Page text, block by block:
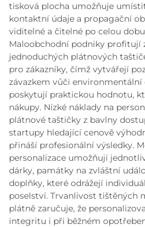
tisková plocha umožňuje
kontaktní údaje a propagační
viditelné a čitelné po celou
Maloobchodní podniky profitují
jednoduchých plátnových
pro zákazníky, čímž vytvářejí
závazkem vůči
poskytují praktickou hodnotu,
nákupy. Nízké náklady na
plátnové taštičky z bavlny
startupy hledající cenově
přináší profesionální výsledky.
personalizace umožňují
dárky, památky na zvláštní
doplňky, které odrážejí
poselství. Trvanlivost tištěných
plátně zaručuje, že
integritu i při běžném